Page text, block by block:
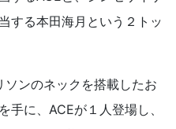
する本田海月という２トッ
ソンのネックを搭載したお
手に、ACEが１人登場し、